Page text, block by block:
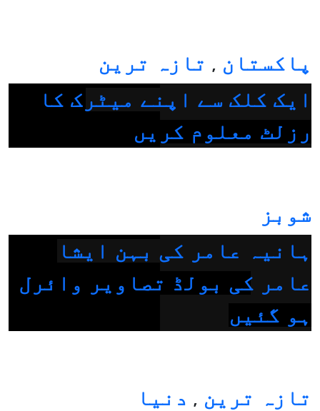
پاکستان , تازہ ترین
ایک کلک سے اپنے میٹرک کا
رزلٹ معلوم کریں
شوبز
ہانیہ عامر کی بہن ایشا
عامر کی بولڈ تصاویر وائرل
ہو گئیں
تازہ ترین , دنیا